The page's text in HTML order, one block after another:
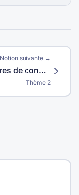
Notion suivante →
Critères de convergence de Maastricht
Thème 2